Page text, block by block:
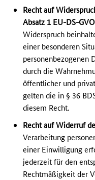
Recht auf
Absatz 1 EU-DS-
Widerspruch
einer besonderen
personenbezogenen
durch die
öffentlicher und
gelten die in § 36
diesem Recht.
Recht auf Widerruf
Verarbeitung
einer Einwilligung
jederzeit für den
Rechtmäßigkeit der